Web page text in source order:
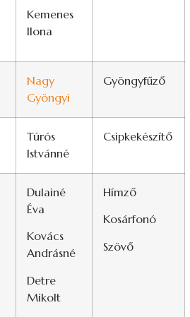
Kemenes
Ilona
Nagy
Gyöngyi
Gyöngyfűző
Túrós
Istvánné
Csipkekészítő
Dulainé
Éva
Kovács
Andrásné
Detre
Mikolt
Hímző
Kosárfonó
Szövő